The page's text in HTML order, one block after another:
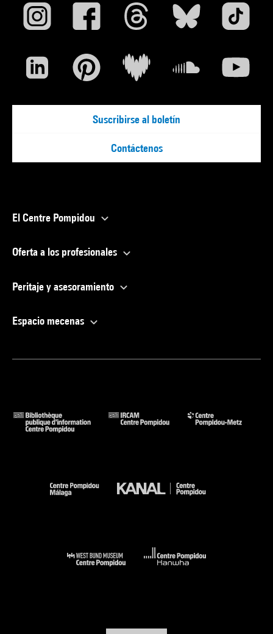
Suscribirse al boletín
Contáctenos
El Centre Pompidou
Oferta a los profesionales
Peritaje y asesoramiento
Espacio mecenas